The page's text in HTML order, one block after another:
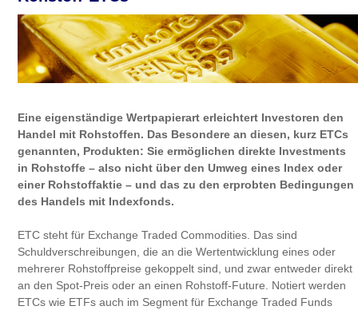
Eine eigenständige Wertpapierart erleichtert Investoren den
Handel mit Rohstoffen. Das Besondere an diesen, kurz ETCs
genannten, Produkten: Sie ermöglichen direkte Investments
in Rohstoffe – also nicht über den Umweg eines Index oder
einer Rohstoffaktie – und das zu den erprobten Bedingungen
des Handels mit Indexfonds.
ETC steht für Exchange Traded Commodities. Das sind
Schuldverschreibungen, die an die Wertentwicklung eines oder
mehrerer Rohstoffpreise gekoppelt sind, und zwar entweder direkt
an den Spot-Preis oder an einen Rohstoff-Future. Notiert werden
ETCs wie ETFs auch im Segment für Exchange Traded Funds